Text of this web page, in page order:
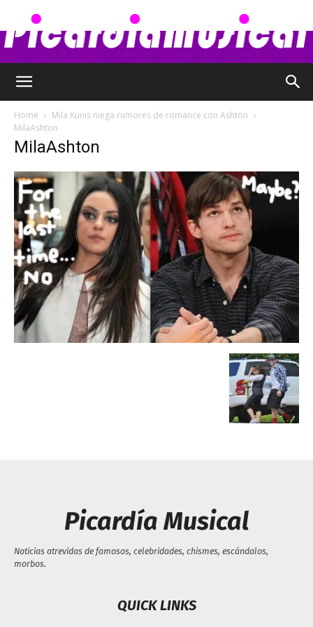
–
Chismes,
Escandalos,Morbo,
Home
Mila Kunis niega rumores de romance con Ashton
MilaAshton
MilaAshton
Picardía Musical
Noticias atrevidas de famosos, celebridades, chismes, escándalos,
morbos.
QUICK LINKS